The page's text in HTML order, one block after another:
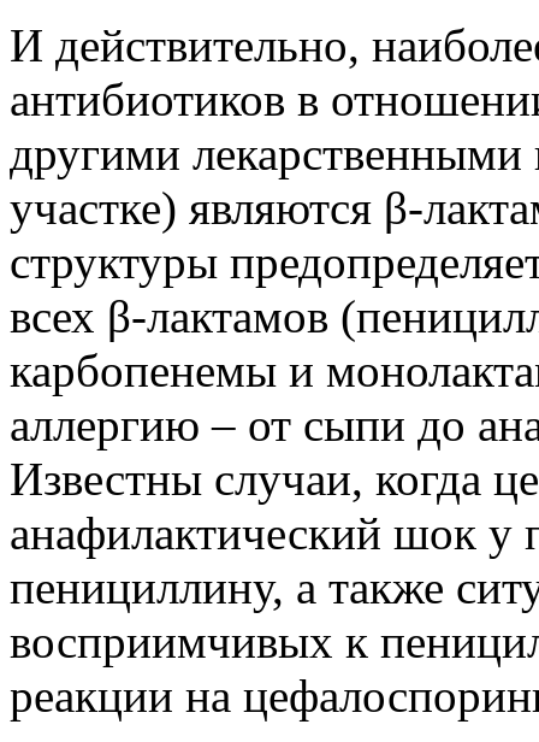
И действительно,
антибиотиков в
другими
участке) являются β-
структуры
всех β-лактамов
карбопенемы и
аллергию – от сыпи до
Известны случаи, когда
анафилактический шок у
пенициллину, а также
восприимчивых к
реакции на